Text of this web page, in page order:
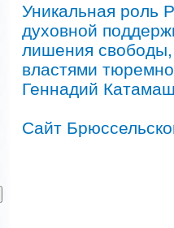
Уникальная роль
духовной
лишения свободы,
властями
Геннадий
Сайт